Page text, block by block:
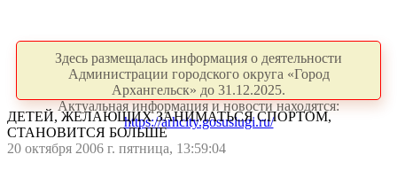
Здесь размещалась информация о деятельности
Администрации городского округа «Город
Архангельск» до 31.12.2025.
Актуальная информация и новости находятся:
https://arhcity.gosuslugi.ru/
ДЕТЕЙ, ЖЕЛАЮЩИХ ЗАНИМАТЬСЯ СПОРТОМ,
СТАНОВИТСЯ БОЛЬШЕ
20 октября 2006 г. пятница, 13:59:04